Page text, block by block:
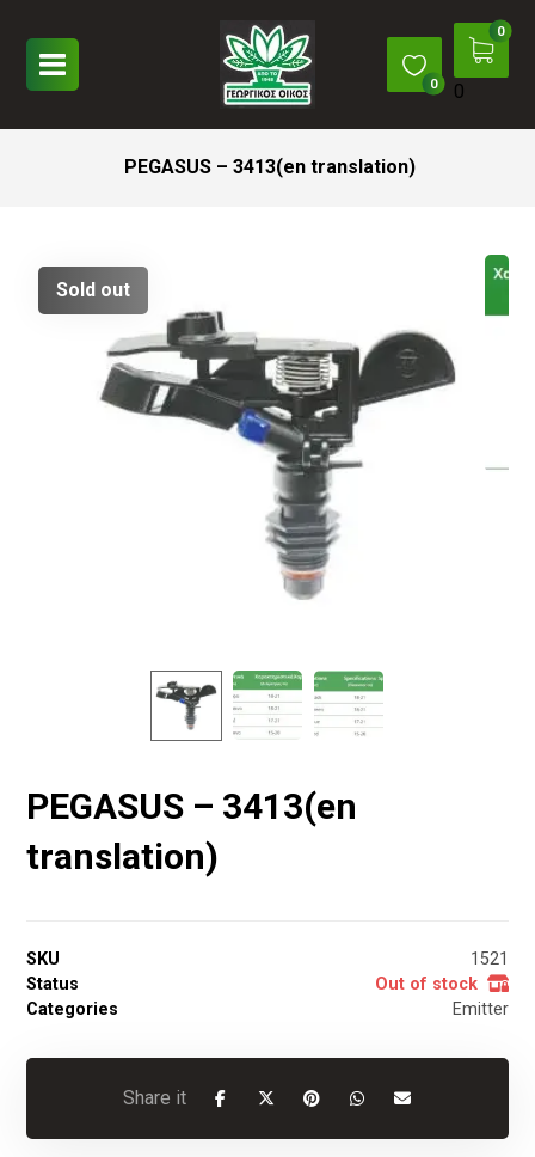
0
PEGASUS – 3413(en translation)
Sold out
PEGASUS – 3413(en
translation)
SKU
1521
Status
Out of stock
Categories
Emitter